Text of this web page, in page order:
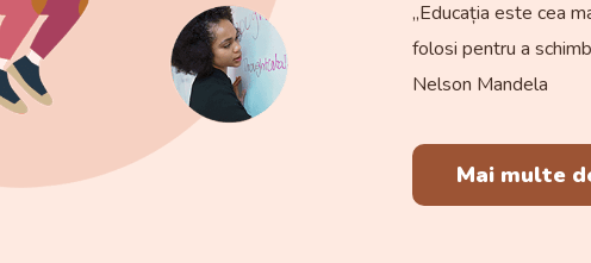
,,Educația este cea
folosi pentru a
Nelson Mandela
Mai multe